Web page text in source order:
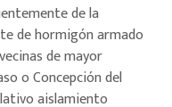
de la
de hormigón armado
de mayor
o Concepción del
aislamiento